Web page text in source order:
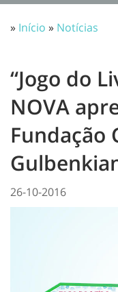
» Início » Notícias
“Jogo do
NOVA
Fundação
26-10-2016